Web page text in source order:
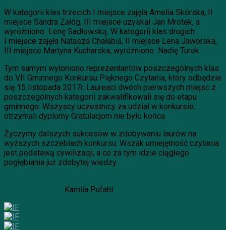
W kategorii klas trzecich I miejsce zajęła Amelia Skórska, II
miejsce Sandra Załóg, III miejsce uzyskał Jan Mrotek, a
wyróżniono Lenę Sadłowską. W kategorii klas drugich
I miejsce zajęła Natasza Chałabiś, II miejsce Lena Jaworska,
III miejsce Martyna Kucharska, wyróżniono Nadię Turek.
Tym samym wyłoniono reprezentantów poszczególnych klas
do VII Gminnego Konkursu Pięknego Czytania, który odbędzie
się 15 listopada 2017r. Laureaci dwóch pierwszych miejsc z
poszczególnych kategorii zakwalifikowali się do etapu
gminnego. Wszyscy uczestnicy za udział w konkursie.
otrzymali dyplomy Gratulacjom nie było końca.
Życzymy dalszych sukcesów w zdobywaniu laurów na
wyższych szczeblach konkursu. Wszak umiejętność czytania
jest podstawą cywilizacji, a co za tym idzie ciągłego
pogłębiania już zdobytej wiedzy.
Kamila Pufahl